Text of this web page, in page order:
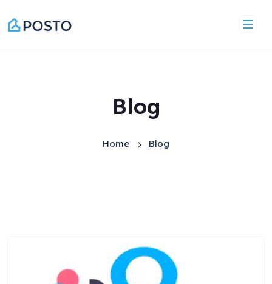
al
contenido
Blog
Home Blog